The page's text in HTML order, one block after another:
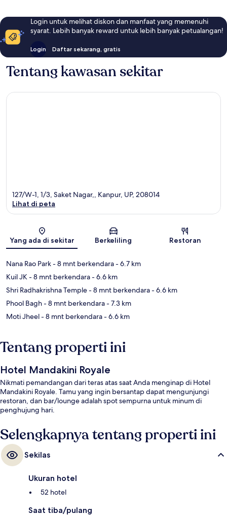
Login untuk melihat diskon dan manfaat yang memenuhi
syarat. Lebih banyak reward untuk lebih banyak petualangan!
Login Daftar sekarang, gratis
Tentang kawasan sekitar
Peta
127/W-1, 1/3, Saket Nagar,, Kanpur, UP, 208014
Lihat di peta
Yang ada di sekitar Berkeliling Restoran
Nana Rao Park- 8 mnt berkendara- 6.7 km
Kuil JK- 8 mnt berkendara- 6.6 km
Shri Radhakrishna Temple- 8 mnt berkendara- 6.6 km
Phool Bagh- 8 mnt berkendara- 7.3 km
Moti Jheel- 8 mnt berkendara- 6.6 km
Tentang properti ini
Hotel Mandakini Royale
Nikmati pemandangan dari teras atas saat Anda menginap di Hotel
Mandakini Royale. Tamu yang ingin bersantap dapat mengunjungi
restoran, dan bar/lounge adalah spot sempurna untuk minum di
penghujung hari.
Selengkapnya tentang properti ini
Sekilas
Ukuran hotel
52 hotel
Saat tiba/pulang